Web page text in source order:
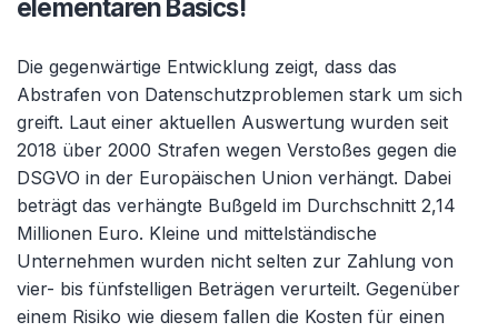
elementaren Basics!
Die gegenwärtige Entwicklung zeigt, dass das
Abstrafen von Datenschutzproblemen stark um sich
greift. Laut einer aktuellen Auswertung wurden seit
2018 über 2000 Strafen wegen Verstoßes gegen die
DSGVO in der Europäischen Union verhängt. Dabei
beträgt das verhängte Bußgeld im Durchschnitt 2,14
Millionen Euro. Kleine und mittelständische
Unternehmen wurden nicht selten zur Zahlung von
vier- bis fünfstelligen Beträgen verurteilt. Gegenüber
einem Risiko wie diesem fallen die Kosten für einen